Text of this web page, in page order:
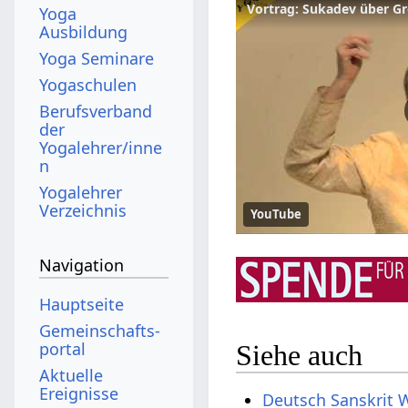
Vortrag: Sukadev über
YouTube
Siehe auch
Deutsch Sanskrit
Yoga
Ausbildung
Yoga Seminare
Yogaschulen
Berufsverband
der
Yogalehrer/inne
n
Yogalehrer
Verzeichnis
Navigation
Hauptseite
Gemeinschafts­
portal
Aktuelle
Ereignisse